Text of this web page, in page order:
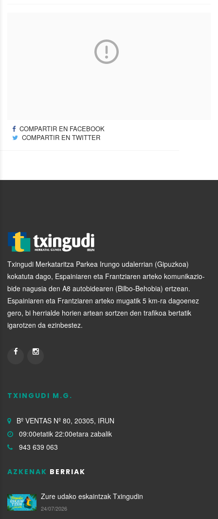
COMPARTIR EN FACEBOOK
COMPARTIR EN TWITTER
Txingudi Merkataritza Parkea Irungo udalerrian (Gipuzkoa)
kokatuta dago, Espainiaren eta Frantziaren arteko komunikazio-
bide nagusia den A8 autobidearen (Bilbo-Behobia) ertzean.
Espainiaren eta Frantziaren arteko mugatik 5 km-ra dagoenez
gero, bi herrialde horien artean sortzen den trafikoa bertatik
igarotzen da ezinbestez.
TXINGUDI M.G.
Bº VENTAS Nº 80, 20305, IRUN
09:00etatik 22:00etara zabalik
943 639 063
AZKENAK BERRIAK
Zure udako eskaintzak Txingudin
24/07/2026